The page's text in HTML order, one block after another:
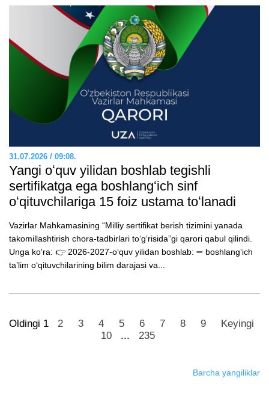
31.07.2026 / 09:08.
Yangi oʻquv yilidan boshlab tegishli
sertifikatga ega boshlangʻich sinf
oʻqituvchilariga 15 foiz ustama toʻlanadi
Vazirlar Mahkamasining “Milliy sertifikat berish tizimini yanada
takomillashtirish chora-tadbirlari toʻgʻrisida”gi qarori qabul qilindi.
Unga koʻra: 👉 2026-2027-oʻquv yilidan boshlab: ➖ boshlangʻich
taʼlim oʻqituvchilarining bilim darajasi va...
Oldingi 1 2 3 4 5 6 7 8
9
10
... 235
Keyingi
Barcha yangiliklar